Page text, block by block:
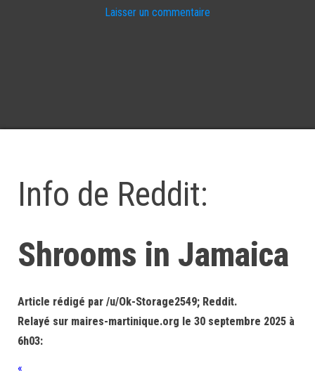
Laisser un commentaire
Info de Reddit:
Shrooms in Jamaica
Article rédigé par /u/Ok-Storage2549; Reddit.
Relayé sur maires-martinique.org le 30 septembre 2025 à
6h03:
«